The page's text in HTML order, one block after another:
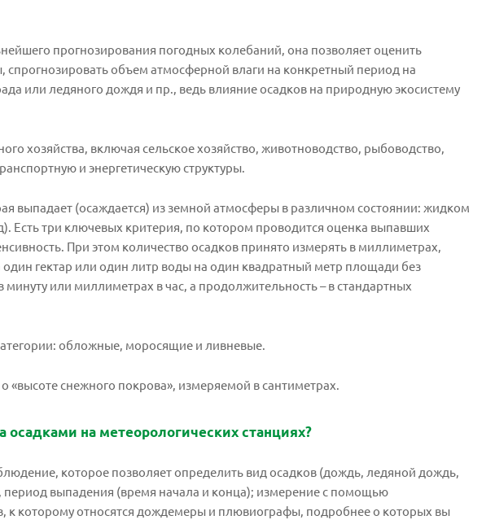
прогнозирования погодных колебаний, она позволяет оценить
объем атмосферной влаги на конкретный период на
или ледяного дождя и пр., ведь влияние осадков на природную экосистему
хозяйства, включая сельское хозяйство, животноводство, рыбоводство,
и энергетическую структуры.
выпадает (осаждается) из земной атмосферы в различном состоянии: жидком
Есть три ключевых критерия, по котором проводится оценка выпавших
При этом количество осадков принято измерять в миллиметрах,
гектар или один литр воды на один квадратный метр площади без
или миллиметрах в час, а продолжительность – в стандартных
обложные, моросящие и ливневые.
«высоте снежного покрова», измеряемой в сантиметрах.
на метеорологических станциях?
которое позволяет определить вид осадков (дождь, ледяной дождь,
выпадения (время начала и конца); измерение с помощью
к которому относятся дождемеры и плювиографы, подробнее о которых вы